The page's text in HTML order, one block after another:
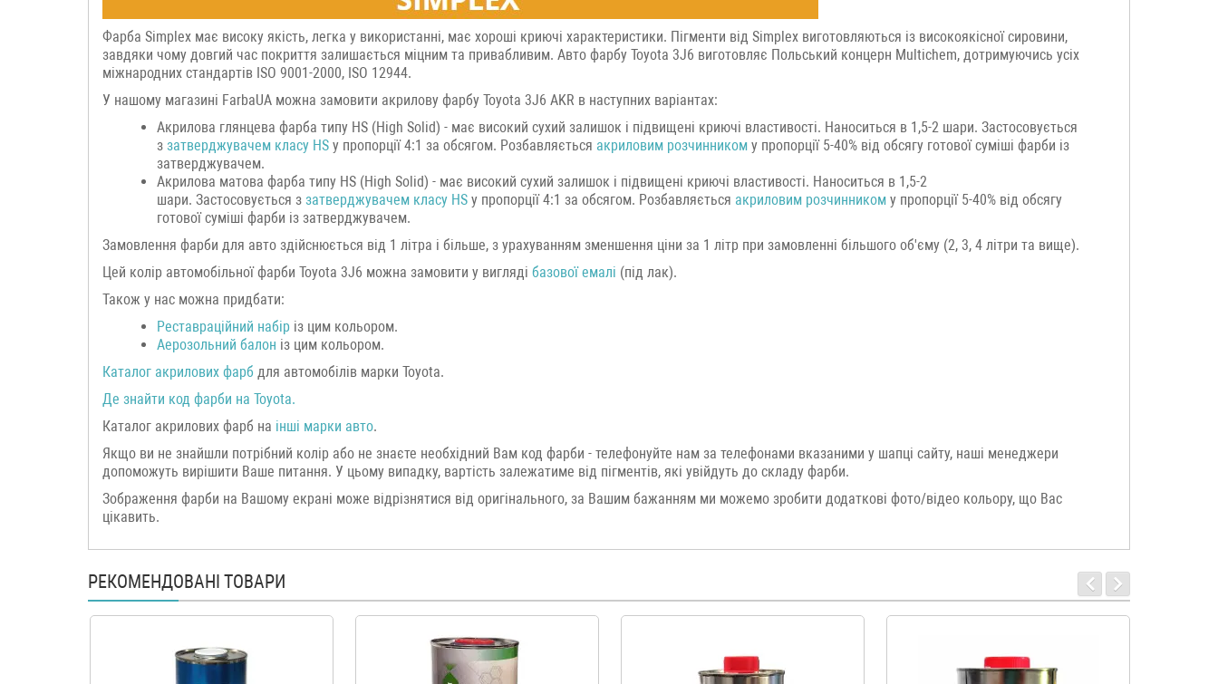
Фарба Simplex має високу якість, легка у використанні, має хороші криючі характеристики. Пігменти від Simplex виготовляються із високоякісної сировини,
завдяки чому довгий час покриття залишається міцним та привабливим. Авто фарбу Toyota 3J6 виготовляє Польський концерн Multichem, дотримуючись усіх
міжнародних стандартів ISO 9001-2000, ISO 12944.
У нашому магазині FarbaUA можна замовити акрилову фарбу Toyota 3J6 AKR в наступних варіантах:
Акрилова глянцева фарба типу HS (High Solid) - має високий сухий залишок і підвищені криючі властивості. Наноситься в 1,5-2 шари. Застосовується
з затверджувачем класу HS у пропорції 4:1 за обсягом. Розбавляється акриловим розчинником у пропорції 5-40% від обсягу готової суміші фарби із
затверджувачем.
Акрилова матова фарба типу HS (High Solid) - має високий сухий залишок і підвищені криючі властивості. Наноситься в 1,5-2
шари. Застосовується з затверджувачем класу HS у пропорції 4:1 за обсягом. Розбавляється акриловим розчинником у пропорції 5-40% від обсягу
готової суміші фарби із затверджувачем.
Замовлення фарби для авто здійснюється від 1 літра і більше, з урахуванням зменшення ціни за 1 літр при замовленні більшого об'єму (2, 3, 4 літри та вище).
Цей колір автомобільної фарби Toyota 3J6 можна замовити у вигляді базової емалі (під лак).
Також у нас можна придбати:
Реставраційний набір із цим кольором.
Аерозольний балон із цим кольором.
Каталог акрилових фарб для автомобілів марки Toyota.
Де знайти код фарби на Toyota.
Каталог акрилових фарб на інші марки авто.
Якщо ви не знайшли потрібний колір або не знаєте необхідний Вам код фарби - телефонуйте нам за телефонами вказаними у шапці сайту, наші менеджери
допоможуть вирішити Ваше питання. У цьому випадку, вартість залежатиме від пігментів, які увійдуть до складу фарби.
Зображення фарби на Вашому екрані може відрізнятися від оригінального, за Вашим бажанням ми можемо зробити додаткові фото/відео кольору, що Вас
цікавить.
РЕКОМЕНДОВАНІ ТОВАРИ